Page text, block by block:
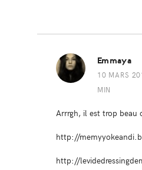
Emmaya
10 MARS
MIN
Arrrgh, il est trop beau
http://
http://